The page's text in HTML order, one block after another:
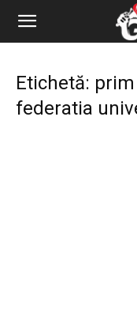
Etichetă:
federatia